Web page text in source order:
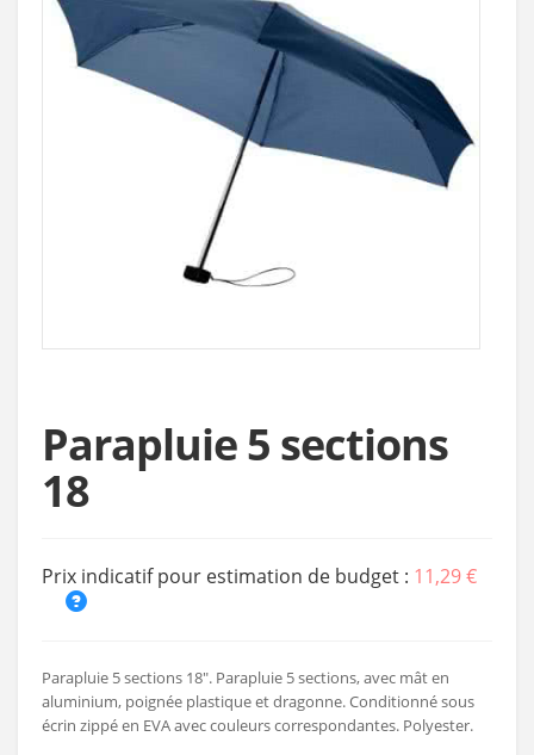
Parapluie 5 sections
18
Prix indicatif pour estimation de budget : 11,29 €
Parapluie 5 sections 18". Parapluie 5 sections, avec mât en
aluminium, poignée plastique et dragonne. Conditionné sous
écrin zippé en EVA avec couleurs correspondantes. Polyester.